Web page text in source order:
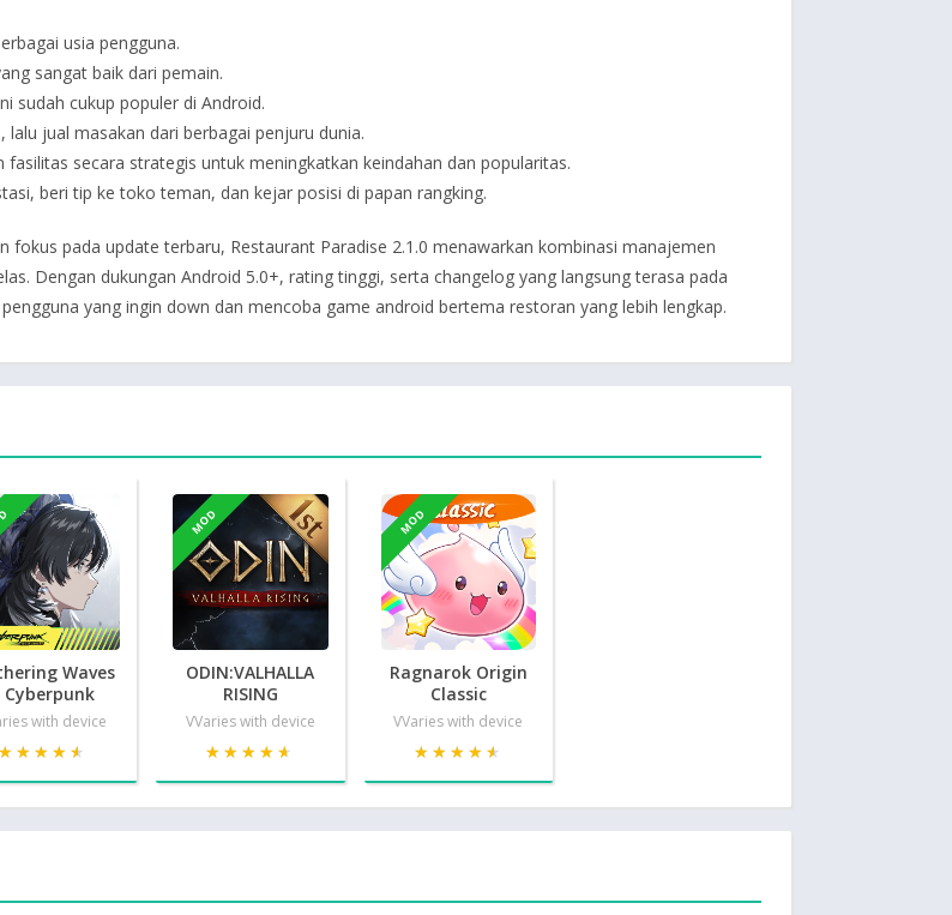
usia pengguna.
sangat baik dari pemain.
sudah cukup populer di Android.
jual masakan dari berbagai penjuru dunia.
secara strategis untuk meningkatkan keindahan dan popularitas.
beri tip ke toko teman, dan kejar posisi di papan rangking.
fokus pada update terbaru, Restaurant Paradise 2.1.0 menawarkan kombinasi manajemen
Dengan dukungan Android 5.0+, rating tinggi, serta changelog yang langsung terasa pada
yang ingin down dan mencoba game android bertema restoran yang lebih lengkap.
Waves
Cyberpunk
with device
★★★★★
★★★★★
MOD
ODIN:VALHALLA
RISING
VVaries with device
★★★★★
★★★★★
MOD
Ragnarok Origin
Classic
VVaries with device
★★★★★
★★★★★